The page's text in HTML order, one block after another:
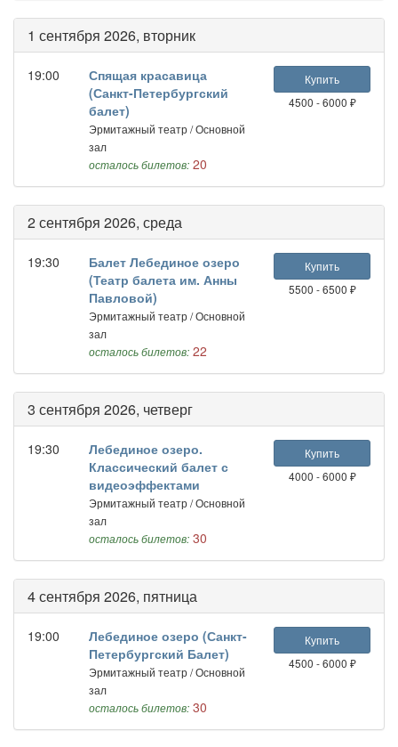
1 сентября 2026, вторник
19:00
Спящая красавица
(Санкт-Петербургский
балет)
Эрмитажный театр / Основной
зал
осталось билетов: 20
Купить
4500 - 6000 ₽
2 сентября 2026, среда
19:30
Балет Лебединое озеро
(Театр балета им. Анны
Павловой)
Эрмитажный театр / Основной
зал
осталось билетов: 22
Купить
5500 - 6500 ₽
3 сентября 2026, четверг
19:30
Лебединое озеро.
Классический балет с
видеоэффектами
Эрмитажный театр / Основной
зал
осталось билетов: 30
Купить
4000 - 6000 ₽
4 сентября 2026, пятница
19:00
Лебединое озеро (Санкт-
Петербургский Балет)
Эрмитажный театр / Основной
зал
осталось билетов: 30
Купить
4500 - 6000 ₽